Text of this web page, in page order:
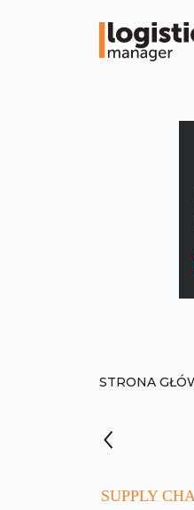
STRONA
SUPPLY